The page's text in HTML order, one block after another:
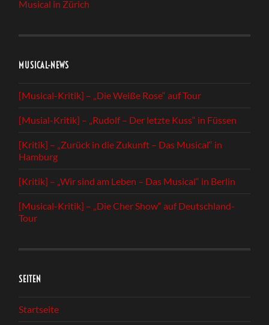
Musical in Zürich
MUSICAL-NEWS
[Musical-Kritik] – „Die Weiße Rose“ auf Tour
[Musial-Kritik] – „Rudolf – Der letzte Kuss“ in Füssen
[Kritik] – „Zurück in die Zukunft – Das Musical“ in
Hamburg
[Kritik] – „Wir sind am Leben – Das Musical“ in Berlin
[Musical-Kritik] – „Die Cher Show“ auf Deutschland-
Tour
SEITEN
Startseite